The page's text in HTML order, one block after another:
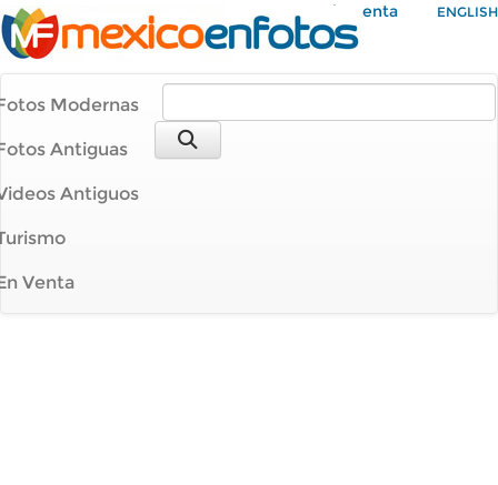
Mi Cuenta ENGLISH
Modernas
Antiguas
Antiguos
Venta